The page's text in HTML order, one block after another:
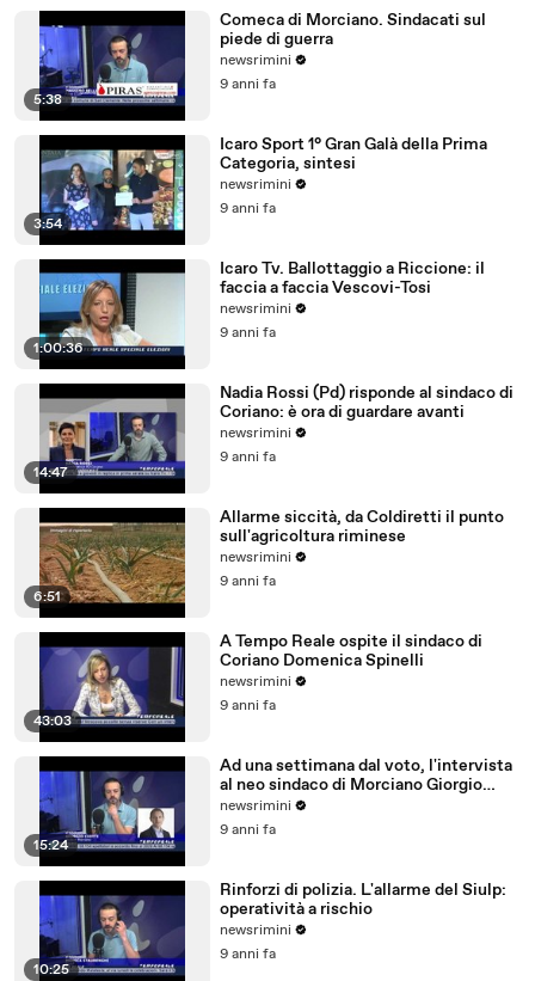
5:38
Comeca di Morciano. Sindacati sul
piede di guerra
newsrimini
9 anni fa
3:54
Icaro Sport 1° Gran Galà della Prima
Categoria, sintesi
newsrimini
9 anni fa
1:00:36
Icaro Tv. Ballottaggio a Riccione: il
faccia a faccia Vescovi-Tosi
newsrimini
9 anni fa
14:47
Nadia Rossi (Pd) risponde al sindaco di
Coriano: è ora di guardare avanti
newsrimini
9 anni fa
6:51
Allarme siccità, da Coldiretti il punto
sull'agricoltura riminese
newsrimini
9 anni fa
43:03
A Tempo Reale ospite il sindaco di
Coriano Domenica Spinelli
newsrimini
9 anni fa
15:24
Ad una settimana dal voto, l'intervista
al neo sindaco di Morciano Giorgio
Ciotti
newsrimini
9 anni fa
10:25
Rinforzi di polizia. L'allarme del Siulp:
operatività a rischio
newsrimini
9 anni fa